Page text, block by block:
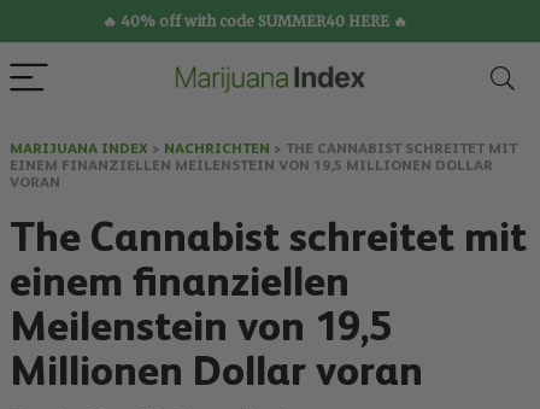
🔥 40% off with code SUMMER40 HERE 🔥
MARIJUANA INDEX > NACHRICHTEN > THE CANNABIST SCHREITET MIT
EINEM FINANZIELLEN MEILENSTEIN VON 19,5 MILLIONEN DOLLAR
VORAN
The Cannabist schreitet mit
einem finanziellen
Meilenstein von 19,5
Millionen Dollar voran